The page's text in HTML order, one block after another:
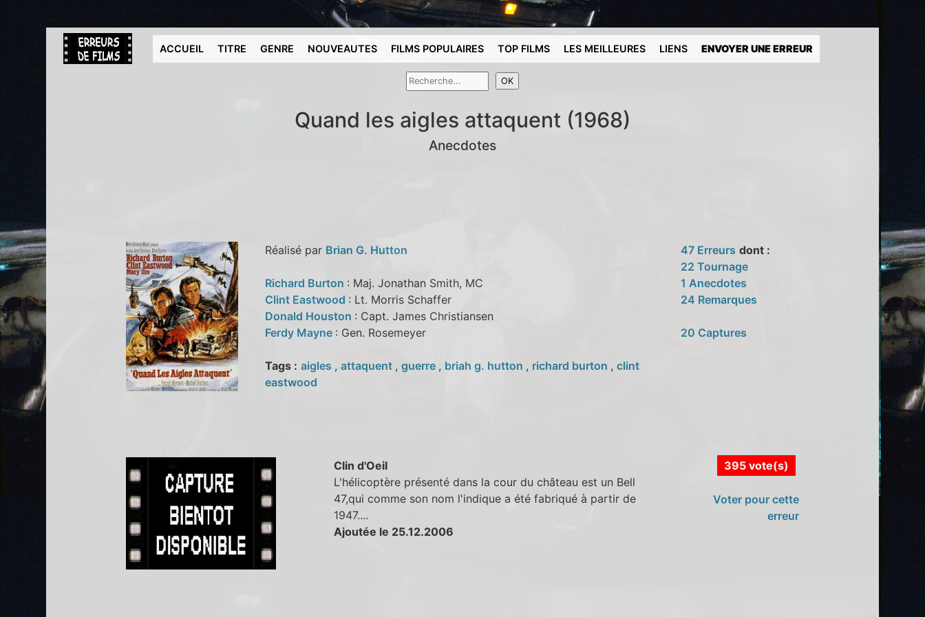
ACCUEIL TITRE GENRE NOUVEAUTES FILMS POPULAIRES TOP FILMS LES MEILLEURES LIENS ENVOYER UNE ERREUR
Quand les aigles attaquent (1968)
Anecdotes
Réalisé par Brian G. Hutton
Richard Burton : Maj. Jonathan Smith, MC
Clint Eastwood : Lt. Morris Schaffer
Donald Houston : Capt. James Christiansen
Ferdy Mayne : Gen. Rosemeyer
Tags : aigles , attaquent , guerre , briah g. hutton , richard burton , clint
eastwood
47 Erreurs dont :
22 Tournage
1 Anecdotes
24 Remarques
20 Captures
Clin d'Oeil
L'hélicoptère présenté dans la cour du château est un Bell
47,qui comme son nom l'indique a été fabriqué à partir de
1947....
Ajoutée le 25.12.2006
395 vote(s)
Voter pour cette
erreur